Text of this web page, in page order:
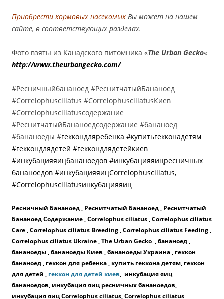
Приобрести кормовых насекомых Вы может на нашем
сайте, в соответствующих разделах.
Фото взяты из Канадского питомника «The Urban Gecko«
http://www.theurbangecko.com/
#Ресничныйбананоед #РеснитчатыйБананоед
#Correlophusciliatus #CorrelophusciliatusКиев
#Correlophusciliatusсодержание
#РеснитчатыйБананоедсодержание #бананоед
#бананоеды #геккондляребенка #купитьгекконадетям
#геккондлядетей #геккондлядетейкиев
#инкубацияяицбананоедов #инкубацияяицресничных
бананоедов #инкубацияяицCorrelophusciliatus,
#Correlophusciliatusинкубацияяиц
Ресничный Бананоед, Реснитчатый Бананоед, Реснитчатый
Бананоед Содержание,Correlophus ciliatus,Correlophus ciliatus
Care,Correlophus ciliatus Breeding,Correlophus ciliatus Feeding,
Correlophus ciliatus Ukraine,The Urban Gecko ,бананоед,
бананоеды,бананоеды Киев ,бананоеды Украина, геккон
бананоед, геккон для ребенка, купить геккона детям, геккон
для детей , геккон для детей киев, инкубация яиц
бананоедов, инкубация яиц ресничных бананоедов,
инкубация яиц Correlophus ciliatus,Correlophus ciliatus